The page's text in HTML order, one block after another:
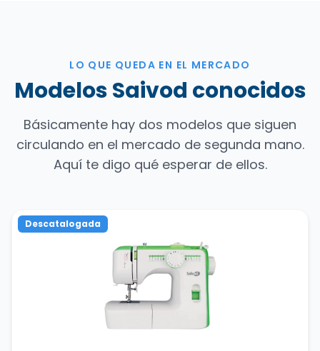
LO QUE QUEDA EN EL MERCADO
Modelos Saivod conocidos
Básicamente hay dos modelos que siguen
circulando en el mercado de segunda mano.
Aquí te digo qué esperar de ellos.
Descatalogada